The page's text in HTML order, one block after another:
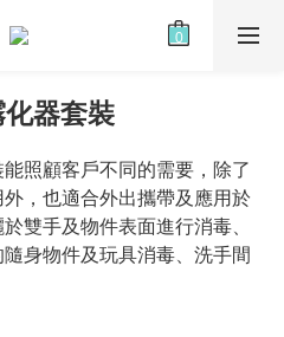
器套裝
照顧客戶不同的需要，除了
，也適合外出攜帶及應用於
雙手及物件表面進行消毒、
身物件及玩具消毒、洗手間